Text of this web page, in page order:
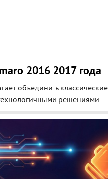
2016 2017 года
объединить
решениями.